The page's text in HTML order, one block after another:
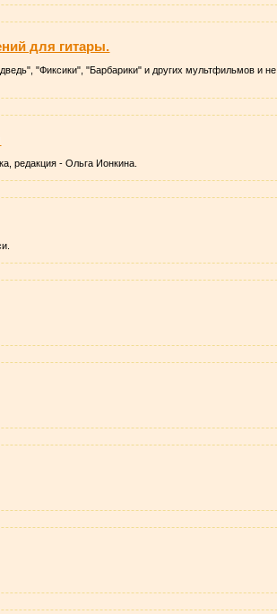
для гитары.
"Фиксики", "Барбарики" и других мультфильмов и
редакция - Ольга Ионкина.